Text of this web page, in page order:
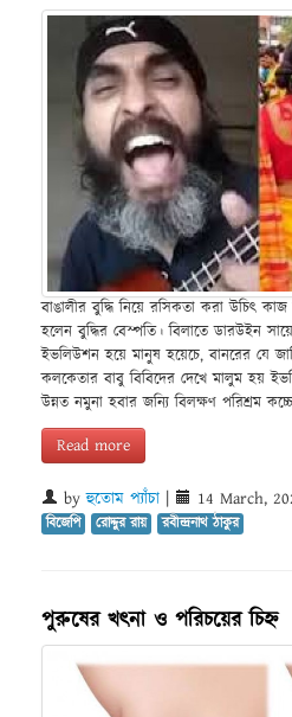
বাঙালীর বুদ্ধি নিয়ে রসিকতা করা উচিৎ
হলেন বুদ্ধির বেস্পতি। বিলাতে ডারউইন
ইভলিউশন হয়ে মানুষ হয়েচে, বানরের যে
কলকেতার বাবু বিবিদের দেখে মালুম হয়
উন্নত নমুনা হবার জন্যি বিলক্ষণ পরিশ্রম
Read more
byহুতোম প্যাঁচা | 14 March,
বিজেপি
রোদ্দুর রায় রবীন্দ্রনাথ ঠাকুর
পুরুষের খৎনা ও পরিচয়ের চিহ্ন